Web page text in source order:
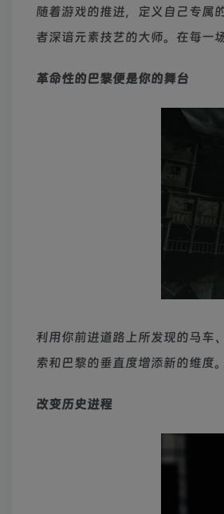
随着游戏的推进，定义自己专属
者深谙元素技艺的大师。在每一
革命性的巴黎便是你的舞台
利用你前进道路上所发现的马车
索和巴黎的垂直度增添新的维度
改变历史进程